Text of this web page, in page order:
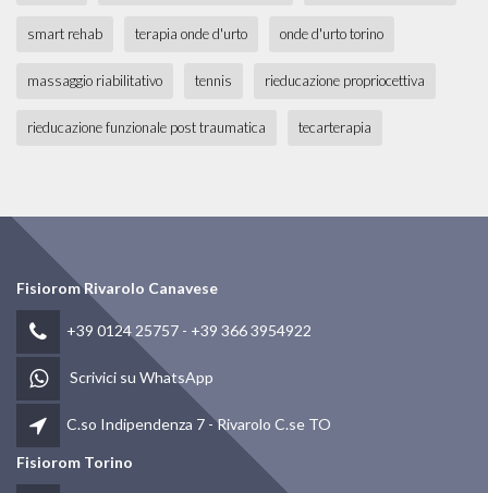
smart rehab terapia onde d'urto onde d'urto torino
massaggio riabilitativo tennis rieducazione propriocettiva
rieducazione funzionale post traumatica tecarterapia
Fisiorom Rivarolo Canavese
+39 0124 25757 - +39 366 3954922
Scrivici su WhatsApp
C.so Indipendenza 7 - Rivarolo C.se TO
Fisiorom Torino